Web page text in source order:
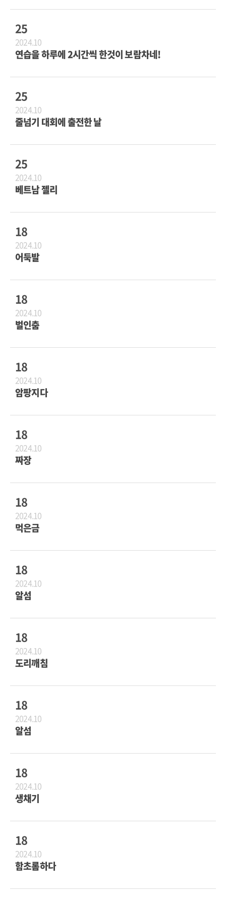
25
2024.10
연습을 하루에 2시간씩 한것이 보람차네!
25
2024.10
줄넘기 대회에 출전한 날
25
2024.10
베트남 젤리
18
2024.10
어둑발
18
2024.10
벌인춤
18
2024.10
암팡지다
18
2024.10
짜장
18
2024.10
먹은금
18
2024.10
알섬
18
2024.10
도리깨침
18
2024.10
알섬
18
2024.10
생채기
18
2024.10
함초롬하다